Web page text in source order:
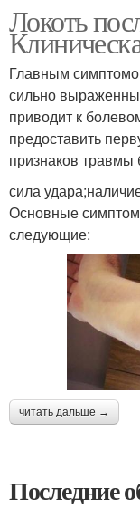
Локоть
Главным
сильно
приводит к
предоставить
признаков травмы
сила
Основные
следующие:
читать дальше →
Последние